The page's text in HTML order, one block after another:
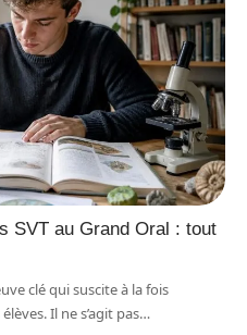
SVT au Grand Oral : tout
clé qui suscite à la fois
Il ne s’agit pas…